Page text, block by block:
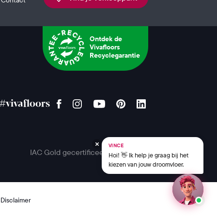
Ontdek de
Vivafloors
Recyclegarantie
#vivafloors
IAC Gold gecertificeerd
Disclaimer
VINCE
Hoi! 👋 Ik help je graag bij het
kiezen van jouw droomvloer.